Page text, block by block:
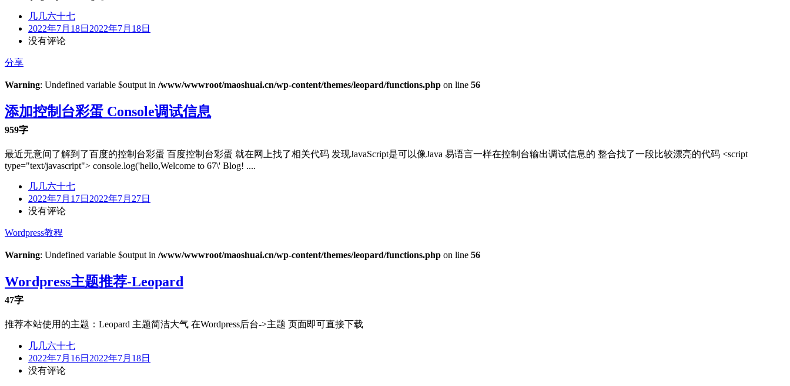
几几六十七
2022年7月18日 2022年7月18日
没有评论
分享
Warning: Undefined variable $output in /www/wwwroot/maoshuai.cn/wp-content/themes/leopard/functions.php on line 56
添加控制台彩蛋 Console调试信息
959字
最近无意间了解到了百度的控制台彩蛋 百度控制台彩蛋 就在网上找了相关代码 发现JavaScript是可以像Java 易语言一样在控制台输出调试信息的 整合找了一段比较漂亮的代码 <script
type="text/javascript"> console.log('hello,Welcome to 67\' Blog! ....
几几六十七
2022年7月17日 2022年7月27日
没有评论
Wordpress教程
Warning: Undefined variable $output in /www/wwwroot/maoshuai.cn/wp-content/themes/leopard/functions.php on line 56
Wordpress主题推荐-Leopard
47字
推荐本站使用的主题：Leopard 主题简洁大气 在Wordpress后台->主题 页面即可直接下载
几几六十七
2022年7月16日 2022年7月18日
没有评论